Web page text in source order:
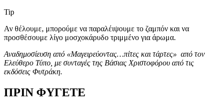
Tip
Αν θέλουμε, μπορούμε να παραλέιψουμε το ζαμπόν και να
προσθέσουμε λίγο μοσχοκάρυδο τριμμένο για άρωμα.
Αναδημοσίευση από «Μαγειρεύοντας…πίτες και τάρτες» από τον
Ελεύθερο Τύπο, με συνταγές της Βάσιας Χριστοφόρου από τις
εκδόσεις Φυτράκη.
ΠΡΙΝ ΦΥΓΕΤΕ